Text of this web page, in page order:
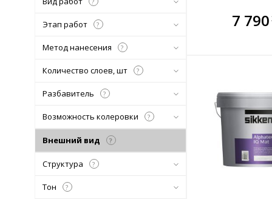
В комплекте
всегда выгоднее!
Подобрать комплект
7 790
В
всегда
Этап работ ?
Метод нанесения ?
Количество слоев, шт ?
Разбавитель ?
Возможность колеровки ?
Внешний вид ?
Структура ?
Тон ?